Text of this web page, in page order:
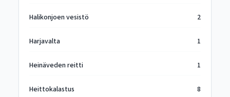
Halikonjoen vesistö 2
Harjavalta 1
Heinäveden reitti 1
Heittokalastus 8